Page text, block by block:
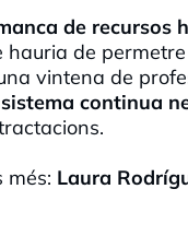
de recursos
de
vintena de
continua
més: Laura